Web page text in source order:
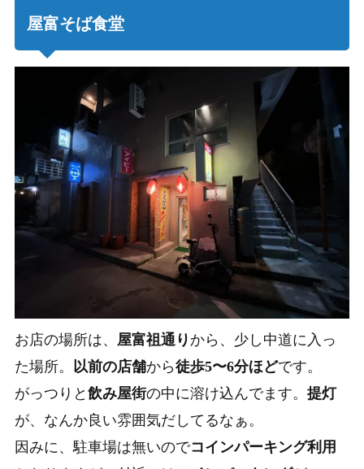
屋富そば食堂
お店の場所は、 屋富祖通りから、少し中道に入っ
た場所。
以前の店舗から徒歩5〜6分ほどです。
がっつりと 飲み屋街の中に溶け込んでます。 提灯
が、なんか良い雰囲気だしてるなぁ。
因みに、駐車場は無いのでコインパーキング利用